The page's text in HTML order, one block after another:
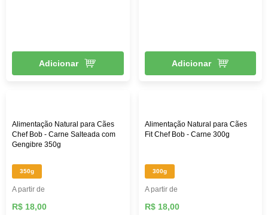
Adicionar Adicionar
Alimentação Natural para Cães
Chef Bob - Carne Salteada com
Gengibre 350g
350g
A partir de
R$ 18,00
Alimentação Natural para Cães
Fit Chef Bob - Carne 300g
300g
A partir de
R$ 18,00